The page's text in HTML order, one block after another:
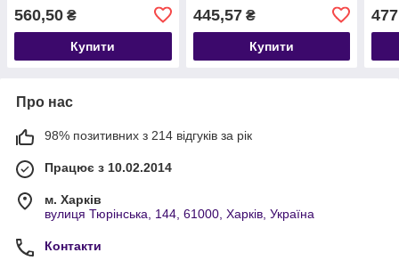
560,50 ₴
Купити
445,57₴
Купити
Про нас
98% позитивних з 214 відгуків за рік
Працює з 10.02.2014
м. Харків
вулиця Тюрінська, 144, 61000, Харків, Україна
Контакти